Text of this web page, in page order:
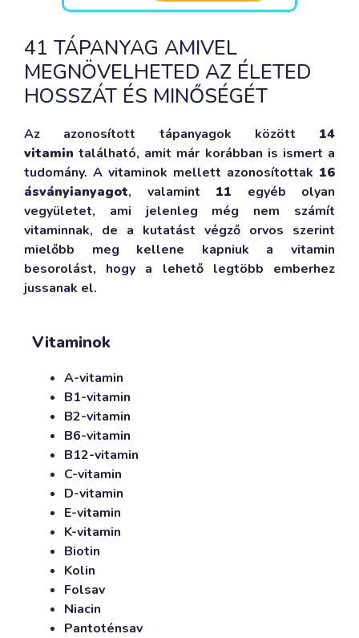
41 TÁPANYAG AMIVEL
MEGNÖVELHETED AZ ÉLETED
HOSSZÁT ÉS MINŐSÉGÉT
Az azonosított tápanyagok között 14
vitamin található, amit már korábban is ismert a
tudomány. A vitaminok mellett azonosítottak 16
ásványianyagot, valamint 11 egyéb olyan
vegyületet, ami jelenleg még nem számít
vitaminnak, de a kutatást végző orvos szerint
mielőbb meg kellene kapniuk a vitamin
besorolást, hogy a lehető legtöbb emberhez
jussanak el.
Vitaminok
A-vitamin
B1-vitamin
B2-vitamin
B6-vitamin
B12-vitamin
C-vitamin
D-vitamin
E-vitamin
K-vitamin
Biotin
Kolin
Folsav
Niacin
Pantoténsav